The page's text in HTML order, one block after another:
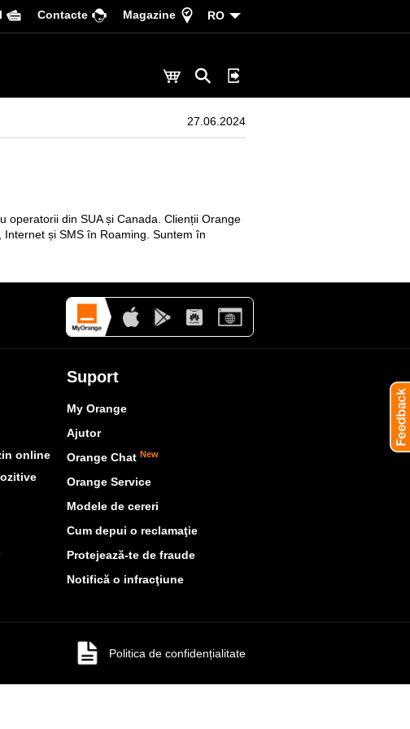
Сontacte Magazine RO
27.06.2024
operatorii din SUA și Canada. Clienții Orange
și SMS în Roaming. Suntem în
online
Suport
My Orange
Ajutor
Orange Chat New
Orange Service
Modele de cereri
Cum depui o reclamaţie
Protejează-te de fraude
Notifică o infracţiune
Politica de confidențialitate